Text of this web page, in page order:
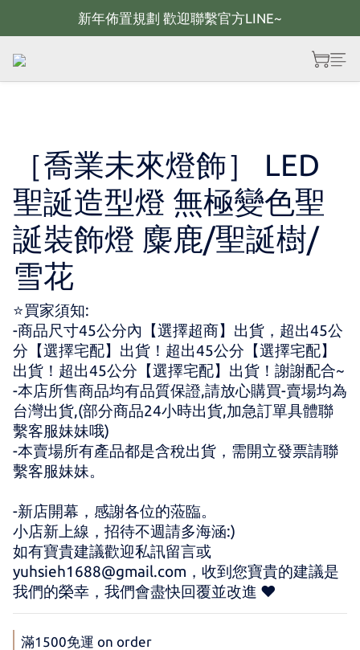
新年佈置規劃 歡迎聯繫官方LINE~
新年佈置規劃 歡迎聯繫官方LINE~
新年燈飾 現貨供應；大量採購 歡迎聯繫官方line
［喬業未來燈飾］ LED
聖誕造型燈 無極變色聖
誕裝飾燈 麋鹿/聖誕樹/
雪花
⭐買家須知:
-商品尺寸45公分內【選擇超商】出貨，超出45公
分【選擇宅配】出貨！超出45公分【選擇宅配】
出貨！超出45公分【選擇宅配】出貨！謝謝配合~
-本店所售商品均有品質保證,請放心購買-賣場均為
台灣出貨,(部分商品24小時出貨,加急訂單具體聯
繫客服妹妹哦)
-本賣場所有產品都是含稅出貨，需開立發票請聯
繫客服妹妹。
-新店開幕，感謝各位的蒞臨。
小店新上線，招待不週請多海涵:)
如有寶貴建議歡迎私訊留言或
yuhsieh1688@gmail.com，收到您寶貴的建議是
我們的榮幸，我們會盡快回覆並改進 ♥
滿1500免運 on order